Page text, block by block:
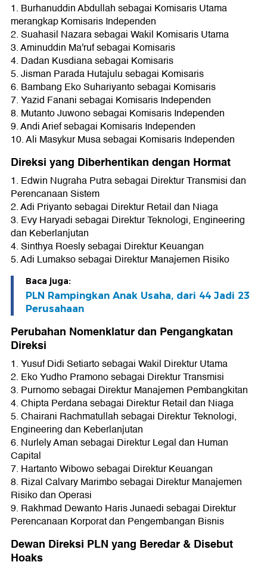
1. Burhanuddin Abdullah sebagai Komisaris Utama
merangkap Komisaris Independen
2. Suahasil Nazara sebagai Wakil Komisaris Utama
3. Aminuddin Ma'ruf sebagai Komisaris
4. Dadan Kusdiana sebagai Komisaris
5. Jisman Parada Hutajulu sebagai Komisaris
6. Bambang Eko Suhariyanto sebagai Komisaris
7. Yazid Fanani sebagai Komisaris Independen
8. Mutanto Juwono sebagai Komisaris Independen
9. Andi Arief sebagai Komisaris Independen
10. Ali Masykur Musa sebagai Komisaris Independen
Direksi yang Diberhentikan dengan Hormat
1. Edwin Nugraha Putra sebagai Direktur Transmisi dan
Perencanaan Sistem
2. Adi Priyanto sebagai Direktur Retail dan Niaga
3. Evy Haryadi sebagai Direktur Teknologi, Engineering
dan Keberlanjutan
4. Sinthya Roesly sebagai Direktur Keuangan
5. Adi Lumakso sebagai Direktur Manajemen Risiko
Baca juga:
PLN Rampingkan Anak Usaha, dari 44 Jadi 23
Perusahaan
Perubahan Nomenklatur dan Pengangkatan
Direksi
1. Yusuf Didi Setiarto sebagai Wakil Direktur Utama
2. Eko Yudho Pramono sebagai Direktur Transmisi
3. Purnomo sebagai Direktur Manajemen Pembangkitan
4. Chipta Perdana sebagai Direktur Retail dan Niaga
5. Chairani Rachmatullah sebagai Direktur Teknologi,
Engineering dan Keberlanjutan
6. Nurlely Aman sebagai Direktur Legal dan Human
Capital
7. Hartanto Wibowo sebagai Direktur Keuangan
8. Rizal Calvary Marimbo sebagai Direktur Manajemen
Risiko dan Operasi
9. Rakhmad Dewanto Haris Junaedi sebagai Direktur
Perencanaan Korporat dan Pengembangan Bisnis
Dewan Direksi PLN yang Beredar & Disebut
Hoaks